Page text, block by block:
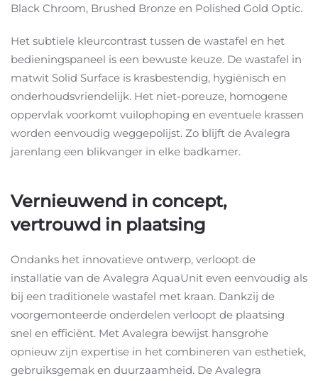
Black Chroom, Brushed Bronze en Polished Gold Optic.
Het subtiele kleurcontrast tussen de wastafel en het
bedieningspaneel is een bewuste keuze. De wastafel in
matwit Solid Surface is krasbestendig, hygiënisch en
onderhoudsvriendelijk. Het niet-poreuze, homogene
oppervlak voorkomt vuilophoping en eventuele krassen
worden eenvoudig weggepolijst. Zo blijft de Avalegra
jarenlang een blikvanger in elke badkamer.
Vernieuwend in concept,
vertrouwd in plaatsing
Ondanks het innovatieve ontwerp, verloopt de
installatie van de Avalegra AquaUnit even eenvoudig als
bij een traditionele wastafel met kraan. Dankzij de
voorgemonteerde onderdelen verloopt de plaatsing
snel en efficiënt. Met Avalegra bewijst hansgrohe
opnieuw zijn expertise in het combineren van esthetiek,
gebruiksgemak en duurzaamheid. De Avalegra